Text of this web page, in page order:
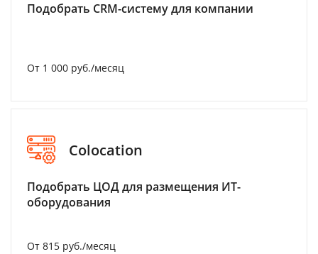
Подобрать CRM-систему для компании
От 1 000 руб./месяц
Colocation
Подобрать ЦОД для размещения ИТ-
оборудования
От 815 руб./месяц